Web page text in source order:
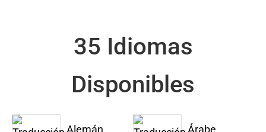
35 Idiomas
Disponibles
Alemán Árabe